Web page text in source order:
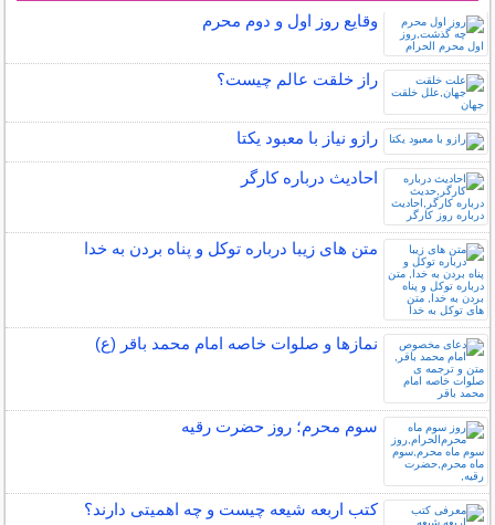
وقایع روز اول و دوم محرم
راز خلقت عالم چيست؟
رازو نیاز با معبود یکتا
احادیث درباره کارگر
متن های زیبا درباره توکل و پناه بردن به خدا
نمازها و صلوات خاصه امام محمد باقر (ع)
سوم محرم؛ روز حضرت رقیه
کتب اربعه شیعه چیست و چه اهمیتی دارند؟